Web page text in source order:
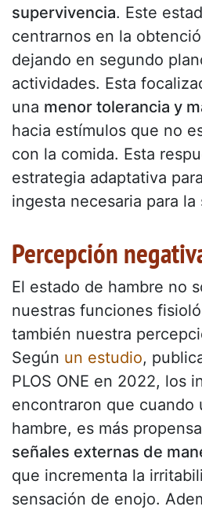
supervivencia. Este
centrarnos en la
dejando en segundo
actividades. Esta
una menor tolerancia y
hacia estímulos que no
con la comida. Esta
estrategia adaptativa
ingesta necesaria para
Percepción
El estado de hambre no
nuestras funciones
también nuestra
Según un estudio,
PLOS ONE en 2022, los
encontraron que cuando
hambre, es más
señales externas de
que incrementa la
sensación de enojo.